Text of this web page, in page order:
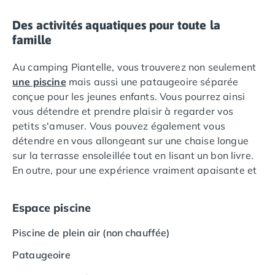
Camping Aude
Camping Gruissan
Camping Sigean
Camping Gard
Camping Aigues-Mortes
Camping Grau-du-Roi
Camping Nîmes
Camping Hérault
Camping Agde
Camping Béziers
Camping Marseillan-Plage
Camping Palavas-les-Flots
Camping Sète
Camping Valras-Plage
Des activités aquatiques pour toute la
famille
Au camping Piantelle, vous trouverez non seulement
une piscinemais aussi une pataugeoire séparée
conçue pour les jeunes enfants. Vous pourrez ainsi
vous détendre et prendre plaisir à regarder vos
petits s'amuser. Vous pouvez également vous
détendre en vous allongeant sur une chaise longue
sur la terrasse ensoleillée tout en lisant un bon livre.
En outre, pour une expérience vraiment apaisante et
frais supplémentaires).
Espace piscine
Piscine de plein air (non chauffée)
Pataugeoire